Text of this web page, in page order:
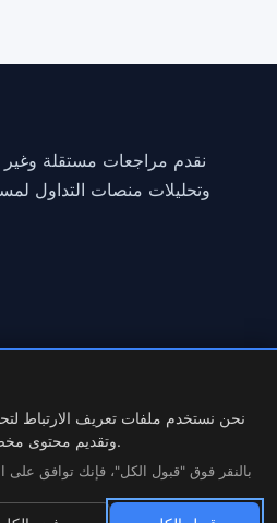
نحن نستخدم ملفات تعريف الارتباط
وتقديم محتوى مخصص، وتحليل حركة المرور لدينا.
بالنقر فوق "قبول الكل"، فإنك توافق على
نقدم مراجعات مستقلة
وتحليلات منصات التداول